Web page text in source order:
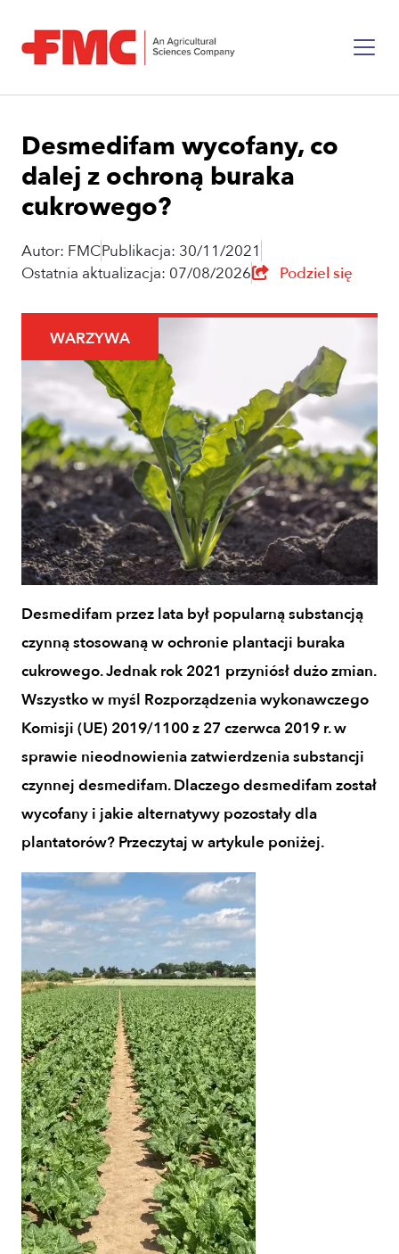
Desmedifam wycofany, co
dalej z ochroną buraka
cukrowego?
Autor: FMCPublikacja: 30/11/2021
Ostatnia aktualizacja: 07/08/2026
Podziel się
WARZYWA
Desmedifam przez lata był popularną substancją
czynną stosowaną w ochronie plantacji buraka
cukrowego. Jednak rok 2021 przyniósł dużo zmian.
Wszystko w myśl Rozporządzenia wykonawczego
Komisji (UE) 2019/1100 z 27 czerwca 2019 r. w
sprawie nieodnowienia zatwierdzenia substancji
czynnej desmedifam. Dlaczego desmedifam został
wycofany i jakie alternatywy pozostały dla
plantatorów? Przeczytaj w artykule poniżej.